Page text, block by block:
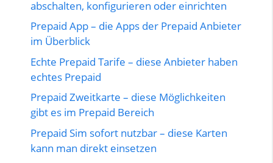
abschalten, konfigurieren oder einrichten
Prepaid App – die Apps der Prepaid Anbieter
im Überblick
Echte Prepaid Tarife – diese Anbieter haben
echtes Prepaid
Prepaid Zweitkarte – diese Möglichkeiten
gibt es im Prepaid Bereich
Prepaid Sim sofort nutzbar – diese Karten
kann man direkt einsetzen